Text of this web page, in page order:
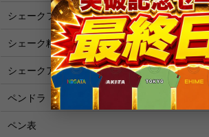
シェークフォア表
シェーク粒
シェークアンチ
ペンドラ
ペン表